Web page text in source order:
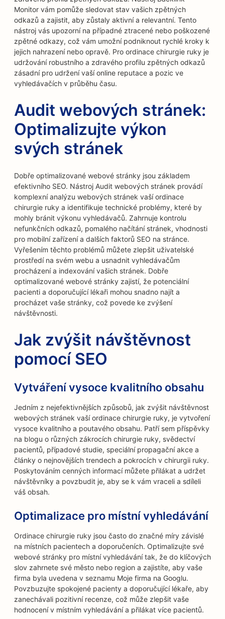
Monitor vám pomůže sledovat stav vašich zpětných
odkazů a zajistit, aby zůstaly aktivní a relevantní. Tento
nástroj vás upozorní na případné ztracené nebo poškozené
zpětné odkazy, což vám umožní podniknout rychlé kroky k
jejich nahrazení nebo opravě. Pro ordinace chirurgie ruky je
udržování robustního a zdravého profilu zpětných odkazů
zásadní pro udržení vaší online reputace a pozic ve
vyhledávačích v průběhu času.
Audit webových stránek:
Optimalizujte výkon
svých stránek
Dobře optimalizované webové stránky jsou základem
efektivního SEO. Nástroj Audit webových stránek provádí
komplexní analýzu webových stránek vaší ordinace
chirurgie ruky a identifikuje technické problémy, které by
mohly bránit výkonu vyhledávačů. Zahrnuje kontrolu
nefunkčních odkazů, pomalého načítání stránek, vhodnosti
pro mobilní zařízení a dalších faktorů SEO na stránce.
Vyřešením těchto problémů můžete zlepšit uživatelské
prostředí na svém webu a usnadnit vyhledávačům
procházení a indexování vašich stránek. Dobře
optimalizované webové stránky zajistí, že potenciální
pacienti a doporučující lékaři mohou snadno najít a
procházet vaše stránky, což povede ke zvýšení
návštěvnosti.
Jak zvýšit návštěvnost
pomocí SEO
Vytváření vysoce kvalitního obsahu
Jedním z nejefektivnějších způsobů, jak zvýšit návštěvnost
webových stránek vaší ordinace chirurgie ruky, je vytvoření
vysoce kvalitního a poutavého obsahu. Patří sem příspěvky
na blogu o různých zákrocích chirurgie ruky, svědectví
pacientů, případové studie, speciální propagační akce a
články o nejnovějších trendech a pokrocích v chirurgii ruky.
Poskytováním cenných informací můžete přilákat a udržet
návštěvníky a povzbudit je, aby se k vám vraceli a sdíleli
váš obsah.
Optimalizace pro místní vyhledávání
Ordinace chirurgie ruky jsou často do značné míry závislé
na místních pacientech a doporučeních. Optimalizujte své
webové stránky pro místní vyhledávání tak, že do klíčových
slov zahrnete své město nebo region a zajistíte, aby vaše
firma byla uvedena v seznamu Moje firma na Googlu.
Povzbuzujte spokojené pacienty a doporučující lékaře, aby
zanechávali pozitivní recenze, což může zlepšit vaše
hodnocení v místním vyhledávání a přilákat více pacientů.